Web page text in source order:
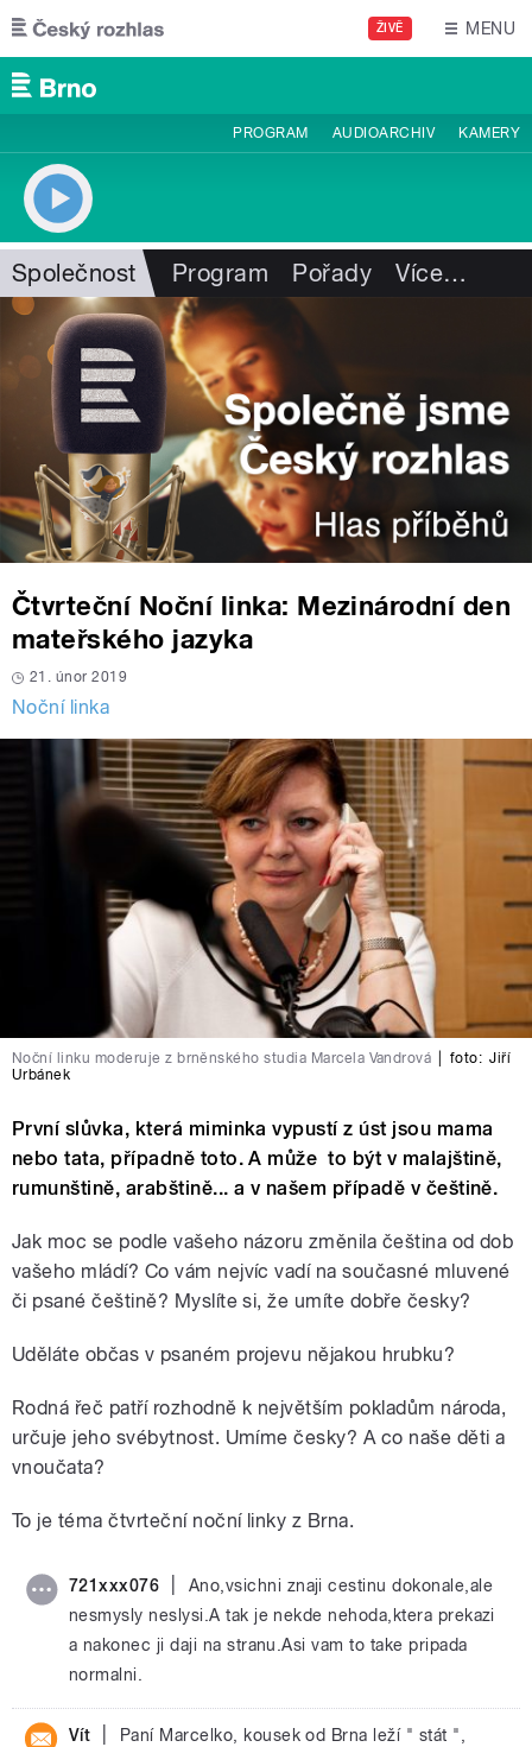
Přejít k hlavnímu obsahu
ŽIVĚ MENU
PROGRAM AUDIOARCHIV KAMERY
Společnost Program Pořady Více…
Čtvrteční Noční linka: Mezinárodní den
mateřského jazyka
21. únor 2019
Noční linka
Noční linku moderuje z brněnského studia Marcela Vandrová foto: Jiří
Urbánek
První slůvka, která miminka vypustí z úst jsou mama
nebo tata, případně toto. A může to být v malajštině,
rumunštině, arabštině... a v našem případě v češtině.
Jak moc se podle vašeho názoru změnila čeština od dob
vašeho mládí? Co vám nejvíc vadí na současné mluvené
či psané češtině? Myslíte si, že umíte dobře česky?
Uděláte občas v psaném projevu nějakou hrubku?
Rodná řeč patří rozhodně k největším pokladům národa,
určuje jeho svébytnost. Umíme česky? A co naše děti a
vnoučata?
To je téma čtvrteční noční linky z Brna.
721xxx076
Ano,vsichni znaji cestinu dokonale,ale
nesmysly neslysi.A tak je nekde nehoda,ktera prekazi
a nakonec ji daji na stranu.Asi vam to take pripada
normalni.
Vít
Paní Marcelko, kousek od Brna leží " stát ",